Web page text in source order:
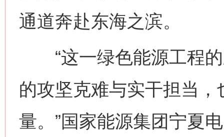
通道奔赴东海之滨。
“这一绿色能源工程的
的攻坚克难与实干担当
量。”国家能源集团宁夏